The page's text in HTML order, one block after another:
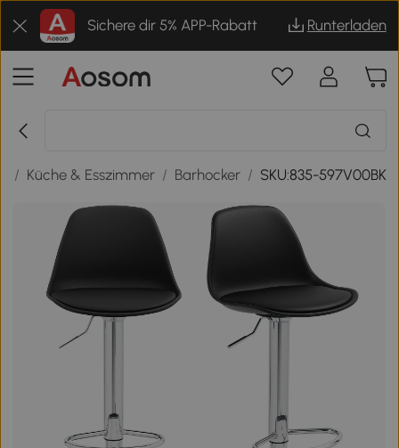
Sichere dir 5% APP-Rabatt Runterladen
/ Küche & Esszimmer / Barhocker / SKU:835-597V00BK